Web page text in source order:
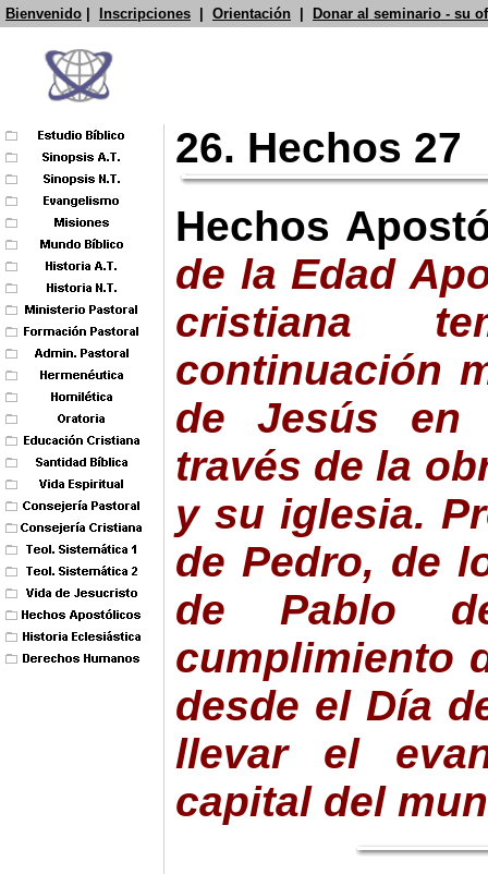
Bienvenido Inscripciones Orientación Donar al seminario - su
26. Hechos 27
Hechos
de la Edad
cristiana
continuación
de Jesús
través de la
y su iglesia.
de Pedro, de
de Pablo
cumplimiento
desde el Día
llevar el
capital del